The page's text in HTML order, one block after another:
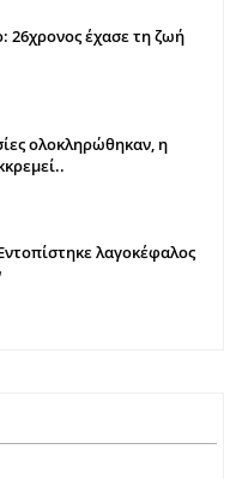
26χρονος έχασε τη ζωή
ολοκληρώθηκαν, η
λαγοκέφαλος